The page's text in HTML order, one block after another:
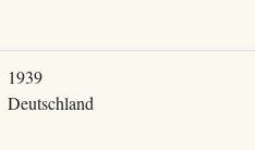
1939
Deutschland